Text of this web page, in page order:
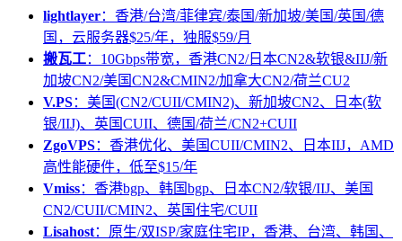
lightlayer：香港/台湾/菲律宾/泰国/新加坡/美国/英国/德
国，云服务器$25/年，独服$59/月
搬瓦工：10Gbps带宽，香港CN2/日本CN2&软银&IIJ/新
加坡CN2/美国CN2&CMIN2/加拿大CN2/荷兰CU2
V.PS：美国(CN2/CUII/CMIN2)、新加坡CN2、日本(软
银/IIJ)、英国CUII、德国/荷兰/CN2+CUII
ZgoVPS：香港优化、美国CUII/CMIN2、日本IIJ，AMD
高性能硬件，低至$15/年
Vmiss：香港bgp、韩国bgp、日本CN2/软银/IIJ、美国
CN2/CUII/CMIN2、英国住宅/CUII
Lisahost：原生/双ISP/家庭住宅IP，香港、台湾、韩国、